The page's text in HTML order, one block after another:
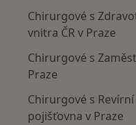
Chirurgové s
vnitra ČR v Praze
Chirurgové s
Praze
Chirurgové s
pojišťovna v Praze